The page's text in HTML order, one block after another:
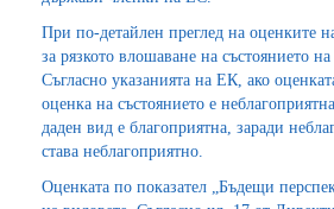
При по-детайлен преглед на оценките
за рязкото влошаване на състоянието
Съгласно указанията на ЕК, ако
оценка на състоянието е
даден вид е благоприятна, заради
става неблагоприятно.
Оценката по показател „Бъдещи